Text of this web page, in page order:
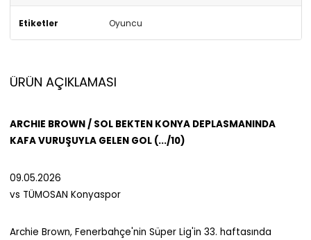
Etiketler Oyuncu
ÜRÜN AÇIKLAMASI
ARCHIE BROWN / SOL BEKTEN KONYA DEPLASMANINDA
KAFA VURUŞUYLA GELEN GOL (.../10)
09.05.2026
vs TÜMOSAN Konyaspor
Archie Brown, Fenerbahçe'nin Süper Lig'in 33. haftasında